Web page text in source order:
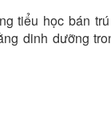
tiểu học bán
dinh dưỡng